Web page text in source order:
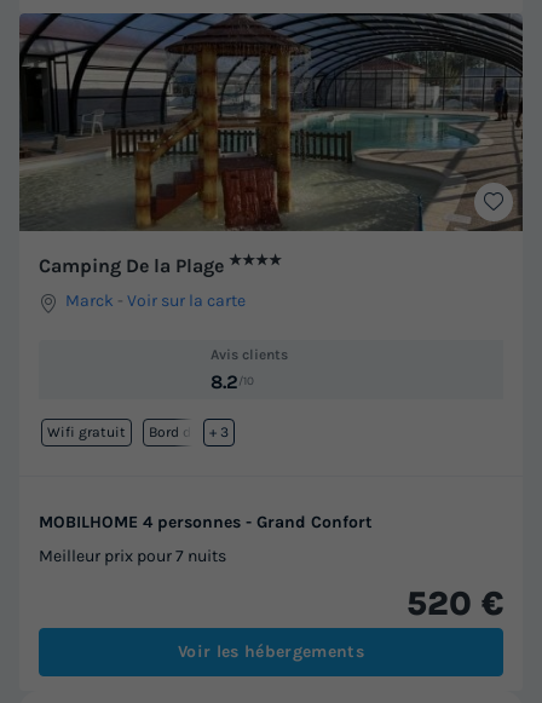
Camping De la Plage ★★★★
Marck -Voir sur la carte
Avis clients
8.2/10
Wifi gratuit Bord de mer
+ 3
MOBILHOME 4 personnes - Grand Confort
Meilleur prix pour 7 nuits
520 €
Voir les hébergements